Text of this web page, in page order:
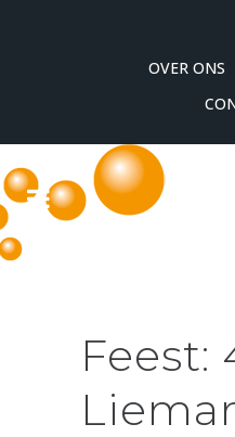
OVER ONS
Feest:
Liemar